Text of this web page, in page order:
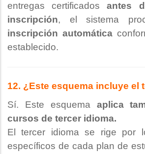
entregas certificadosantes
inscripción, el sistema
inscripción automática
establecido.
12. ¿Este esquema incluye el
Sí. Este esquema aplica
cursos de tercer idioma.
El tercer idioma se rige por
específicos de cada plan de